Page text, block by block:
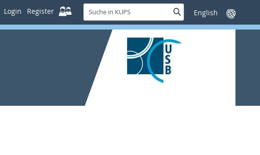
Login Register
Suche
in
KUPS
SucheSprache
wechseln